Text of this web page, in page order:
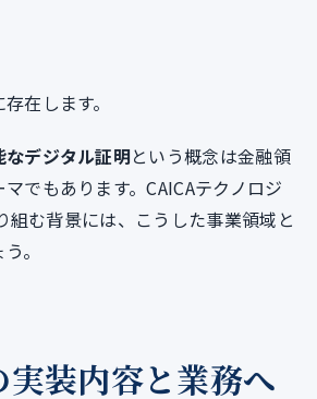
在します。
なデジタル証明という概念は金融領
でもあります。CAICAテクノロジ
組む背景には、こうした事業領域と
。
装内容と業務へ